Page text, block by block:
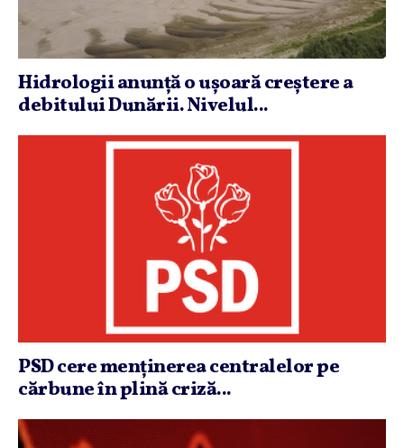
Hidrologii anunţă o uşoară creştere a
debitului Dunării. Nivelul...
PSD cere menţinerea centralelor pe
cărbune în plină criză...